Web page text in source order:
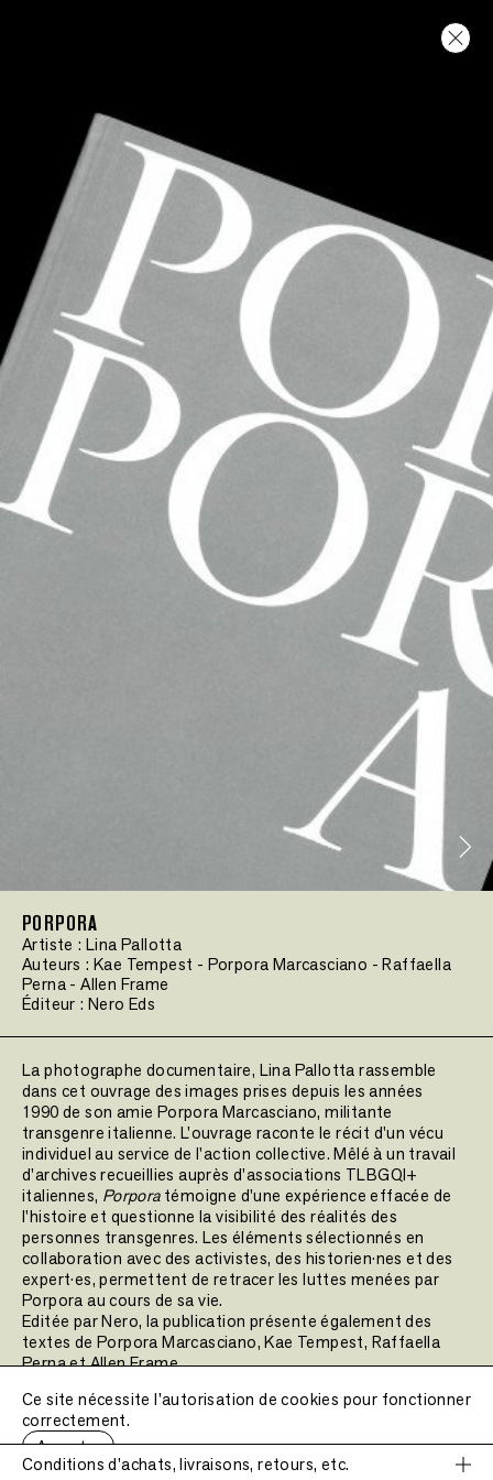
PORPORA
Artiste : Lina Pallotta
Auteurs :Kae Tempest - Porpora Marcasciano -Raffaella
Perna -Allen Frame
Éditeur :Nero Eds
La photographe documentaire, Lina Pallotta rassemble
dans cet ouvrage des images prises depuis les années
1990 de son amie Porpora Marcasciano, militante
transgenre italienne. L'ouvrage raconte le récit d'un vécu
individuel au service de l'action collective. Mêlé à un travail
d'archives recueillies auprès d'associations TLBGQI+
italiennes, Porporatémoigne d'une expérience effacée de
l'histoire et questionne la visibilité des réalités des
personnes transgenres. Les éléments sélectionnés en
collaboration avec des activistes, des historien·nes et des
expert·es, permettent de retracer les luttes menées par
Porpora au cours de sa vie.
Editée par Nero, la publication présente également des
textes de Porpora Marcasciano, Kae Tempest, Raffaella
Perna et Allen Frame.
Date de publication :
Nombre de pages :
276 pages
Poids :
1022 g.
Conditions d'achats, livraisons, retours, etc.
Ce site nécessite l'autorisation de cookies pour fonctionner
correctement.
Accepter